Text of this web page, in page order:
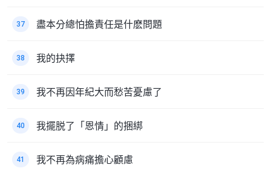
37 盡本分總怕擔責任是什麽問題
38 我的抉擇
39 我不再因年紀大而愁苦憂慮了
40 我擺脱了「恩情」的捆綁
41 我不再為病痛擔心顧慮